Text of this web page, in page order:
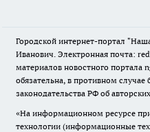
Городской интернет-портал
Иванович. Электронная почта:
материалов новостного портала
обязательна, в противном
законодательства РФ об
«На информационном ресурсе
технологии (информационные